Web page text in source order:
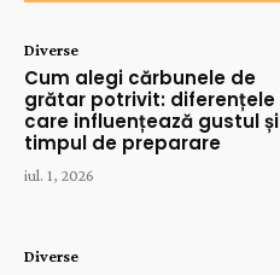
Diverse
Cum alegi cărbunele de
grătar potrivit: diferențele
care influențează gustul și
timpul de preparare
iul. 1, 2026
Diverse